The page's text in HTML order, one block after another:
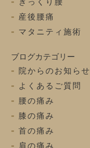
産後腰痛
マタニティ施術
ブログカテゴリー
院からのお知らせ
よくあるご質問
腰の痛み
膝の痛み
首の痛み
肩の痛み